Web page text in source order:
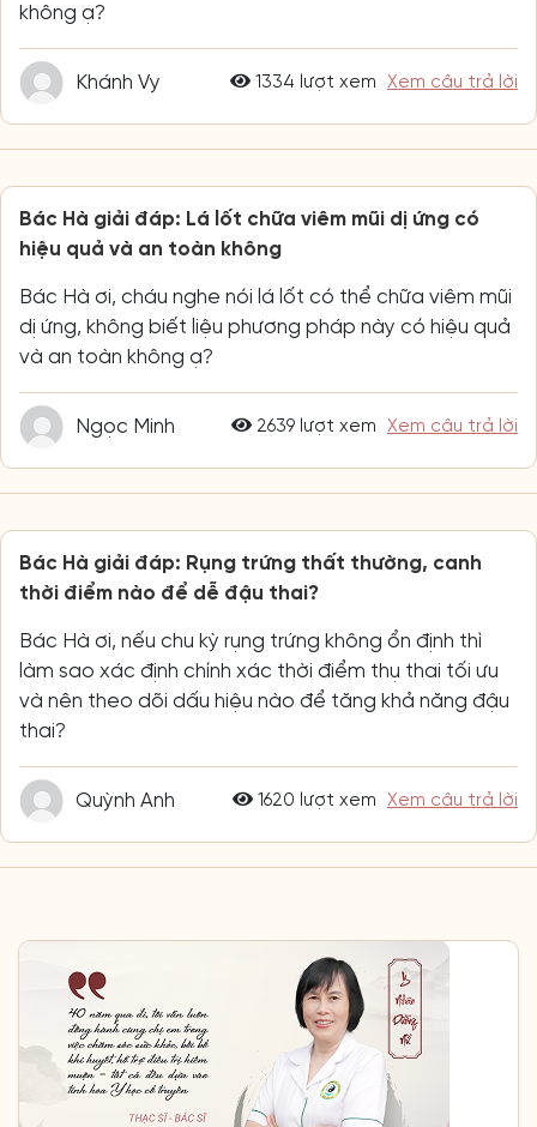
không ạ?
Khánh Vy 1334 lượt xem Xem câu trả lời
Bác Hà giải đáp: Lá lốt chữa viêm mũi dị ứng có
hiệu quả và an toàn không
Bác Hà ơi, cháu nghe nói lá lốt có thể chữa viêm mũi
dị ứng, không biết liệu phương pháp này có hiệu quả
và an toàn không ạ?
Ngọc Minh 2639 lượt xem Xem câu trả lời
Bác Hà giải đáp: Rụng trứng thất thường, canh
thời điểm nào để dễ đậu thai?
Bác Hà ơi, nếu chu kỳ rụng trứng không ổn định thì
làm sao xác định chính xác thời điểm thụ thai tối ưu
và nên theo dõi dấu hiệu nào để tăng khả năng đậu
thai?
Quỳnh Anh 1620 lượt xem Xem câu trả lời